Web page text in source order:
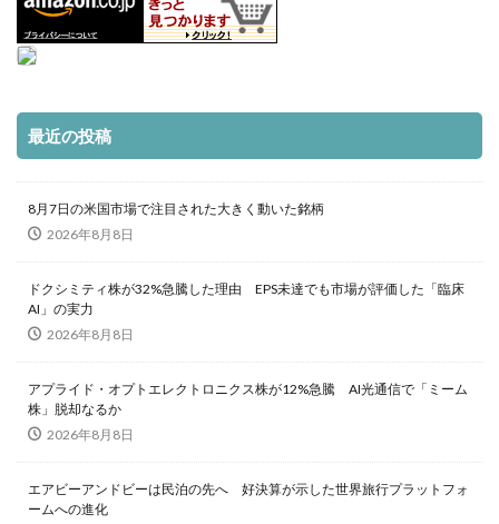
最近の投稿
8月7日の米国市場で注目された大きく動いた銘柄
2026年8月8日
ドクシミティ株が32%急騰した理由 EPS未達でも市場が評価した「臨床
AI」の実力
2026年8月8日
アプライド・オプトエレクトロニクス株が12%急騰 AI光通信で「ミーム
株」脱却なるか
2026年8月8日
エアビーアンドビーは民泊の先へ 好決算が示した世界旅行プラットフォ
ームへの進化